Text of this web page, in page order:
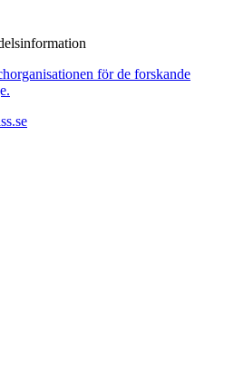
för de forskande